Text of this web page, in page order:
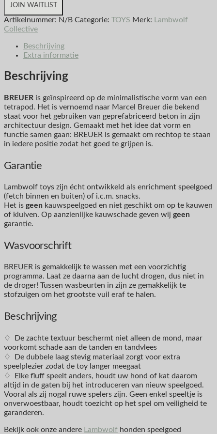
JOIN WAITLIST
Artikelnummer: N/B Categorie: TOYS Merk:
Lambwolf
Collective
Beschrijving
Extra informatie
Beschrijving
BREUER is geïnspireerd op de minimalistische vorm van een
tetrapod. Het is vernoemd naar Marcel Breuer die bekend
staat voor het gebruiken van geprefabriceerd beton in zijn
architectuur design. Gemaakt met het idee dat vorm en
functie samen gaan: BREUER is gemaakt om rechtop te staan
in iedere positie zodat het goed te grijpen is.
Garantie
Lambwolf toys zijn écht ontwikkeld als enrichment speelgoed
(fetch binnen en buiten) of i.c.m. snacks.
Het is geen kauwspeelgoed en niet geschikt om op te kauwen
of kluiven. Op aanzienlijke kauwschade geven wij geen
garantie.
Wasvoorschrift
BREUER is gemakkelijk te wassen met een voorzichtig
programma. Laat ze daarna aan de lucht drogen, dus niet in
de droger! Tussen wasbeurten in zijn ze gemakkelijk te
stofzuigen om het grootste vuil eraf te halen.
Beschrijving
♢ De zachte textuur beschermt niet alleen de mond, maar
voorkomt schade aan de tanden en tandvlees
♢ De dubbele laag stevig materiaal zorgt voor extra
speelplezier zodat de toy langer meegaat
♢ Elke fluff speelt anders, houdt uw hond of kat daarom
altijd in de gaten bij het introduceren van nieuw speelgoed.
Vooral als zij nogal ruwe spelers zijn. Geen enkel speeltje is
onverwoestbaar, houdt toezicht op het spel om veiligheid te
garanderen.
Bekijk ook onze andere Lambwolf honden speelgoed